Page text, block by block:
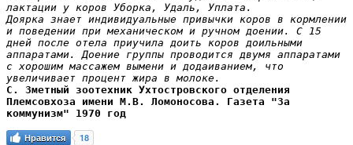
лактации у коров Уборка, Удаль, Уплата.
Доярка знает индивидуальные привычки коров в кормлении
и поведении при механическом и ручном доении. С 15
дней после отела приучила доить коров доильными
аппаратами. Доение группы проводится двумя аппаратами
с хорошим массажем вымени и додаиванием, что
увеличивает процент жира в молоке.
С. Зметный зоотехник Ухтостровского отделения
Племсовхоза имени М.В. Ломоносова. Газета "За
коммунизм" 1970 год
Нравится 18